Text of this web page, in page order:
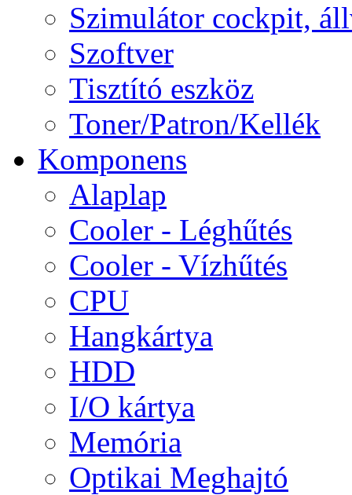
Szimulátor cockpit,
Szoftver
Tisztító eszköz
Toner/Patron/Kellék
Komponens
Alaplap
Cooler - Léghűtés
Cooler - Vízhűtés
CPU
Hangkártya
HDD
I/O kártya
Memória
Optikai Meghajtó